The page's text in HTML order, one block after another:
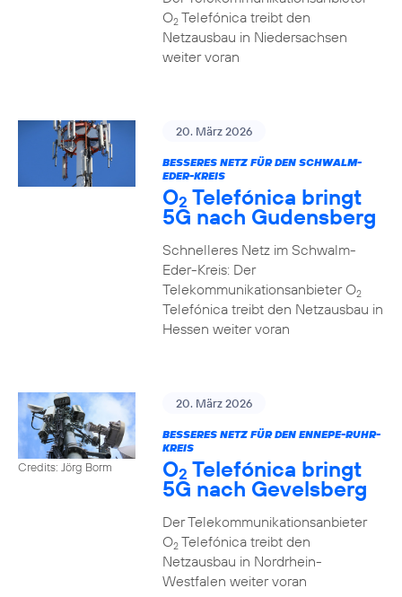
O2Telefónica treibt den
Netzausbau in Niedersachsen
weiter voran
20. März 2026
BESSERES NETZ FÜR DEN SCHWALM-
EDER-KREIS
O2 Telefónica bringt
5G nach Gudensberg
Schnelleres Netz im Schwalm-
Eder-Kreis: Der
Telekommunikationsanbieter O2
Telefónica treibt den Netzausbau in
Hessen weiter voran
Credits: Jörg Borm
20. März 2026
BESSERES NETZ FÜR DEN ENNEPE-RUHR-
KREIS
O2 Telefónica bringt
5G nach Gevelsberg
Der Telekommunikationsanbieter
O2Telefónica treibt den
Netzausbau in Nordrhein-
Westfalen weiter voran